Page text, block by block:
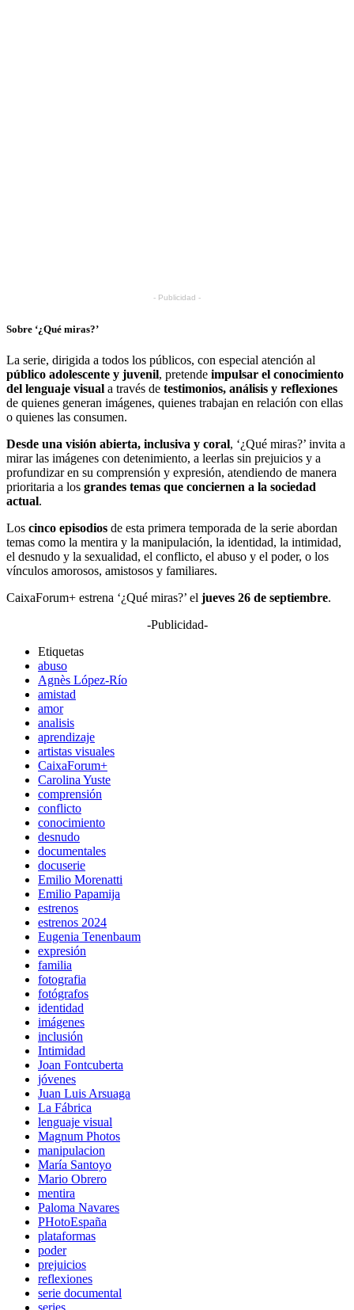
- Publicidad -
Sobre ‘¿Qué miras?’
La serie, dirigida a todos los públicos, con especial atención al
público adolescente y juvenil, pretende impulsar el conocimiento
del lenguaje visual a través de testimonios, análisis y reflexiones
de quienes generan imágenes, quienes trabajan en relación con ellas
o quienes las consumen.
Desde una visión abierta, inclusiva y coral, ‘¿Qué miras?’ invita a
mirar las imágenes con detenimiento, a leerlas sin prejuicios y a
profundizar en su comprensión y expresión, atendiendo de manera
prioritaria a los grandes temas que conciernen a la sociedad
actual.
Los cinco episodios de esta primera temporada de la serie abordan
temas como la mentira y la manipulación, la identidad, la intimidad,
el desnudo y la sexualidad, el conflicto, el abuso y el poder, o los
vínculos amorosos, amistosos y familiares.
CaixaForum+ estrena ‘¿Qué miras?’ el jueves 26 de septiembre.
-Publicidad-
Etiquetas
abuso
Agnès López-Río
amistad
amor
analisis
aprendizaje
artistas visuales
CaixaForum+
Carolina Yuste
comprensión
conflicto
conocimiento
desnudo
documentales
docuserie
Emilio Morenatti
Emilio Papamija
estrenos
estrenos 2024
Eugenia Tenenbaum
expresión
familia
fotografia
fotógrafos
identidad
imágenes
inclusión
Intimidad
Joan Fontcuberta
jóvenes
Juan Luis Arsuaga
La Fábrica
lenguaje visual
Magnum Photos
manipulacion
María Santoyo
Mario Obrero
mentira
Paloma Navares
PHotoEspaña
plataformas
poder
prejuicios
reflexiones
serie documental